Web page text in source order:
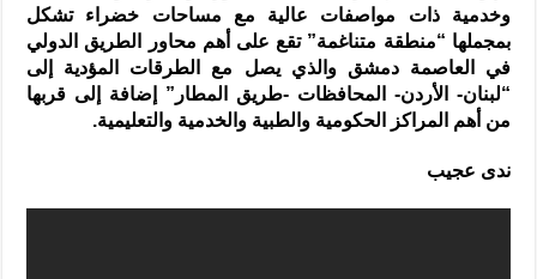
وخدمية ذات مواصفات عالية مع مساحات خضراء تشكل
بمجملها “منطقة متناغمة” تقع على أهم محاور الطريق الدولي
في العاصمة دمشق والذي يصل مع الطرقات المؤدية إلى
“لبنان- الأردن- المحافظات -طريق المطار” إضافة إلى قربها
من أهم المراكز الحكومية والطبية والخدمية والتعليمية.
ندى عجيب